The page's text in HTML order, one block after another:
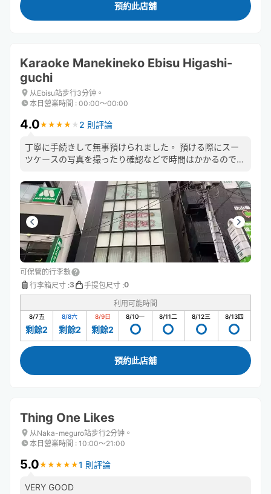
預約此店舖
Karaoke Manekineko Ebisu Higashi-
guchi
从Ebisu站步行3分钟。
本日營業時間 : 00:00〜00:00
4.0★ ★ ★ ★ ★
★ ★ ★ ★ ★ 2 則評論
丁寧に手続きして無事預けられました。 預ける際にスー
ツケースの写真を撮ったり確認などで時間はかかるので急
可保管的行李數
行李箱尺寸 :3 手提包尺寸 :0
利用可能時間
8/7五
剩餘2
8/8六
剩餘2
8/9日
剩餘2
8/10一 8/11二 8/12三 8/13四
預約此店舖
Thing One Likes
从Naka-meguro站步行2分钟。
本日營業時間 : 10:00〜21:00
5.0★ ★ ★ ★ ★
★ ★ ★ ★ ★1 則評論
VERY GOOD